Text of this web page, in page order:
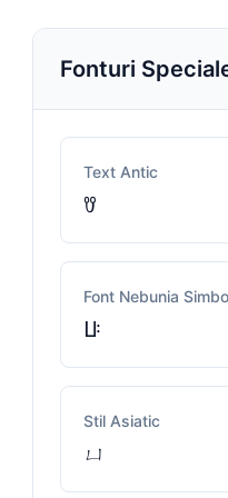
Fonturi
Text Antic
ꀎ
Font Nebunia
ꚶ
Stil Asiatic
ㄩ